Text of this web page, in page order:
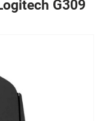
G309